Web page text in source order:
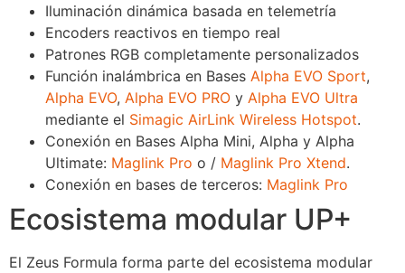
Iluminación dinámica basada en telemetría
Encoders reactivos en tiempo real
Patrones RGB completamente personalizados
Función inalámbrica en Bases Alpha EVO Sport,
Alpha EVO, Alpha EVO PRO y Alpha EVO Ultra
mediante el Simagic AirLink Wireless Hotspot.
Conexión en Bases Alpha Mini, Alpha y Alpha
Ultimate: Maglink Pro o / Maglink Pro Xtend.
Conexión en bases de terceros: Maglink Pro
Ecosistema modular UP+
El Zeus Formula forma parte del ecosistema modular